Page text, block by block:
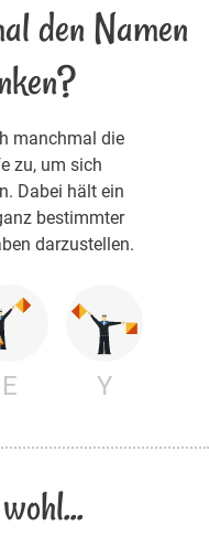
den Namen
manchmal die
zu, um sich
Dabei hält ein
bestimmter
darzustellen.
E Y